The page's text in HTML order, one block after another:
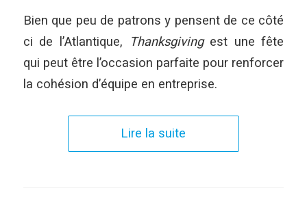
Bien que peu de patrons y pensent de ce côté
ci de l’Atlantique, Thanksgivingest une fête
qui peut être l’occasion parfaite pour renforcer
la cohésion d’équipe en entreprise.
Lire la suite